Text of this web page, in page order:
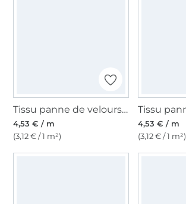
Tissu panne de velours, rouge
4,53 € / m
(3,12 € / 1 m²)
4,53 € / m
(3,12 € / 1 m²)